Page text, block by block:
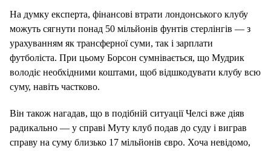
На думку експерта, фінансові втрати лондонського клубу
можуть сягнути понад 50 мільйонів фунтів стерлінгів — з
урахуванням як трансферної суми, так і зарплати
футболіста. При цьому Борсон сумнівається, що Мудрик
володіє необхідними коштами, щоб відшкодувати клубу всю
суму, навіть частково.
Він також нагадав, що в подібній ситуації Челсі вже діяв
радикально — у справі Муту клуб подав до суду і виграв
справу на суму близько 17 мільйонів євро. Хоча невідомо,